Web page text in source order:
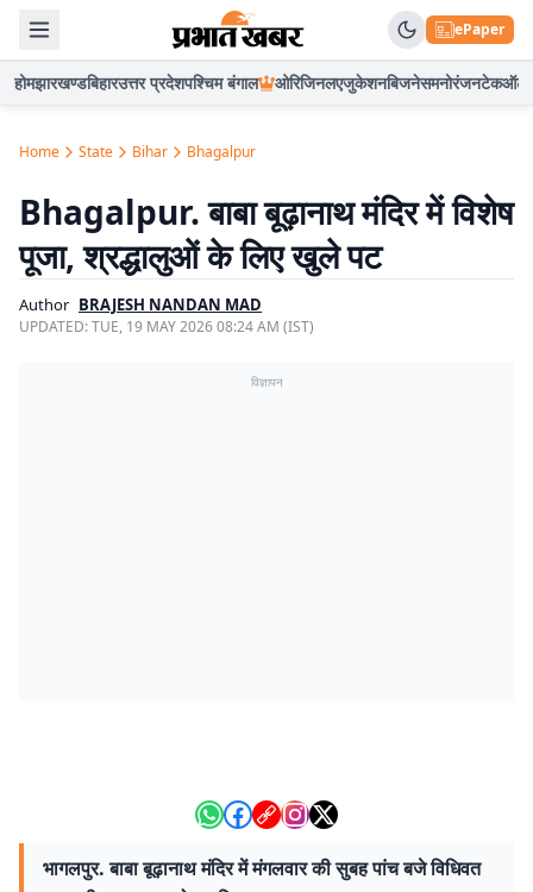
ePaper
होमझारखण्डबिहारउत्तर प्रदेशपश्चिम बंगाल ओरिजिनलएजुकेशनबिजनेसमनोरंजनटेकऑटो
Home State Bihar Bhagalpur
Bhagalpur. बाबा बूढ़ानाथ मंदिर में विशेष
पूजा, श्रद्धालुओं के लिए खुले पट
Author BRAJESH NANDAN MAD
UPDATED:TUE, 19 MAY 2026 08:24 AM (IST)
विज्ञापन
भागलपुर. बाबा बूढ़ानाथ मंदिर में मंगलवार की सुबह पांच बजे विधिवत